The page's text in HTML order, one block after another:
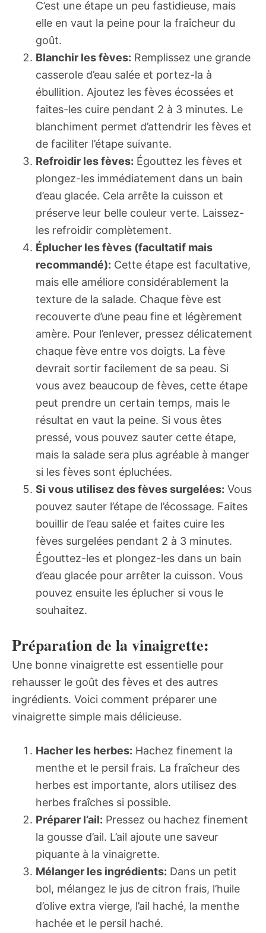
C’est une étape un peu fastidieuse, mais
elle en vaut la peine pour la fraîcheur du
goût.
Blanchir les fèves: Remplissez une grande
casserole d’eau salée et portez-la à
ébullition. Ajoutez les fèves écossées et
faites-les cuire pendant 2 à 3 minutes. Le
blanchiment permet d’attendrir les fèves et
de faciliter l’étape suivante.
Refroidir les fèves: Égouttez les fèves et
plongez-les immédiatement dans un bain
d’eau glacée. Cela arrête la cuisson et
préserve leur belle couleur verte. Laissez-
les refroidir complètement.
Éplucher les fèves (facultatif mais
recommandé): Cette étape est facultative,
mais elle améliore considérablement la
texture de la salade. Chaque fève est
recouverte d’une peau fine et légèrement
amère. Pour l’enlever, pressez délicatement
chaque fève entre vos doigts. La fève
devrait sortir facilement de sa peau. Si
vous avez beaucoup de fèves, cette étape
peut prendre un certain temps, mais le
résultat en vaut la peine. Si vous êtes
pressé, vous pouvez sauter cette étape,
mais la salade sera plus agréable à manger
si les fèves sont épluchées.
Si vous utilisez des fèves surgelées: Vous
pouvez sauter l’étape de l’écossage. Faites
bouillir de l’eau salée et faites cuire les
fèves surgelées pendant 2 à 3 minutes.
Égouttez-les et plongez-les dans un bain
d’eau glacée pour arrêter la cuisson. Vous
pouvez ensuite les éplucher si vous le
souhaitez.
Préparation de la vinaigrette:
Une bonne vinaigrette est essentielle pour
rehausser le goût des fèves et des autres
ingrédients. Voici comment préparer une
vinaigrette simple mais délicieuse.
Hacher les herbes: Hachez finement la
menthe et le persil frais. La fraîcheur des
herbes est importante, alors utilisez des
herbes fraîches si possible.
Préparer l’ail: Pressez ou hachez finement
la gousse d’ail. L’ail ajoute une saveur
piquante à la vinaigrette.
Mélanger les ingrédients: Dans un petit
bol, mélangez le jus de citron frais, l’huile
d’olive extra vierge, l’ail haché, la menthe
hachée et le persil haché.